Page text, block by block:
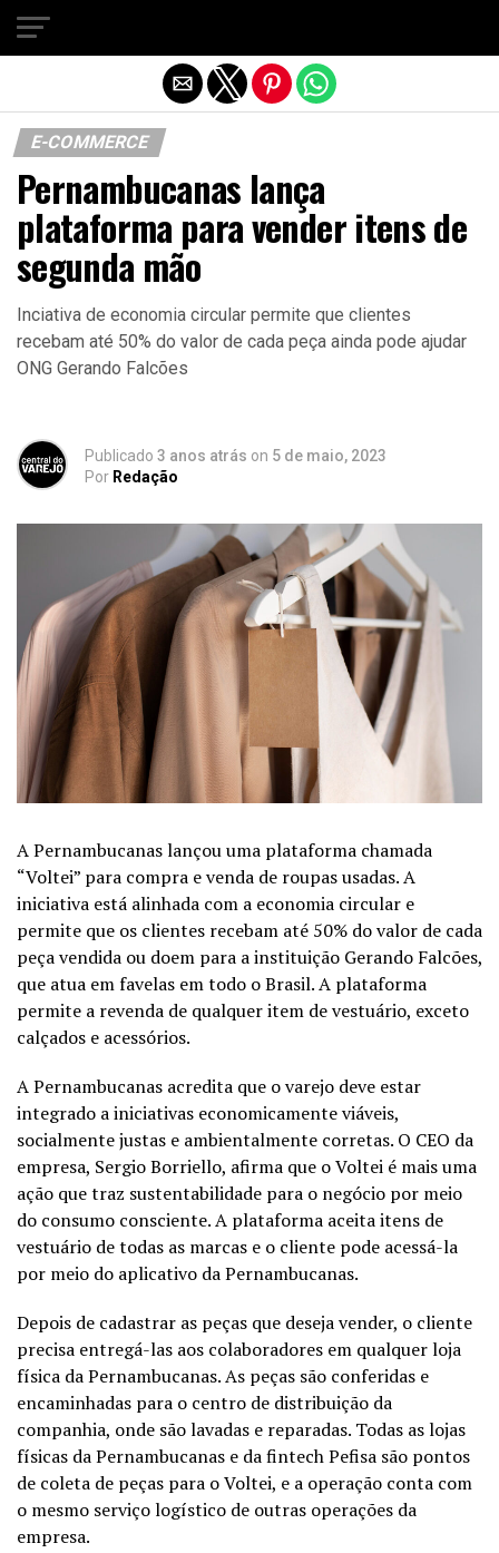
E-COMMERCE
Pernambucanas lança
plataforma para vender itens de
segunda mão
Inciativa de economia circular permite que clientes
recebam até 50% do valor de cada peça ainda pode ajudar
ONG Gerando Falcões
Publicado 3 anos atrás on 5 de maio, 2023
Por Redação
A Pernambucanas lançou uma plataforma chamada
“Voltei” para compra e venda de roupas usadas. A
iniciativa está alinhada com a economia circular e
permite que os clientes recebam até 50% do valor de cada
peça vendida ou doem para a instituição Gerando Falcões,
que atua em favelas em todo o Brasil. A plataforma
permite a revenda de qualquer item de vestuário, exceto
calçados e acessórios.
A Pernambucanas acredita que o varejo deve estar
integrado a iniciativas economicamente viáveis,
socialmente justas e ambientalmente corretas. O CEO da
empresa, Sergio Borriello, afirma que o Voltei é mais uma
ação que traz sustentabilidade para o negócio por meio
do consumo consciente. A plataforma aceita itens de
vestuário de todas as marcas e o cliente pode acessá-la
por meio do aplicativo da Pernambucanas.
Depois de cadastrar as peças que deseja vender, o cliente
precisa entregá-las aos colaboradores em qualquer loja
física da Pernambucanas. As peças são conferidas e
encaminhadas para o centro de distribuição da
companhia, onde são lavadas e reparadas. Todas as lojas
físicas da Pernambucanas e da fintech Pefisa são pontos
de coleta de peças para o Voltei, e a operação conta com
o mesmo serviço logístico de outras operações da
empresa.